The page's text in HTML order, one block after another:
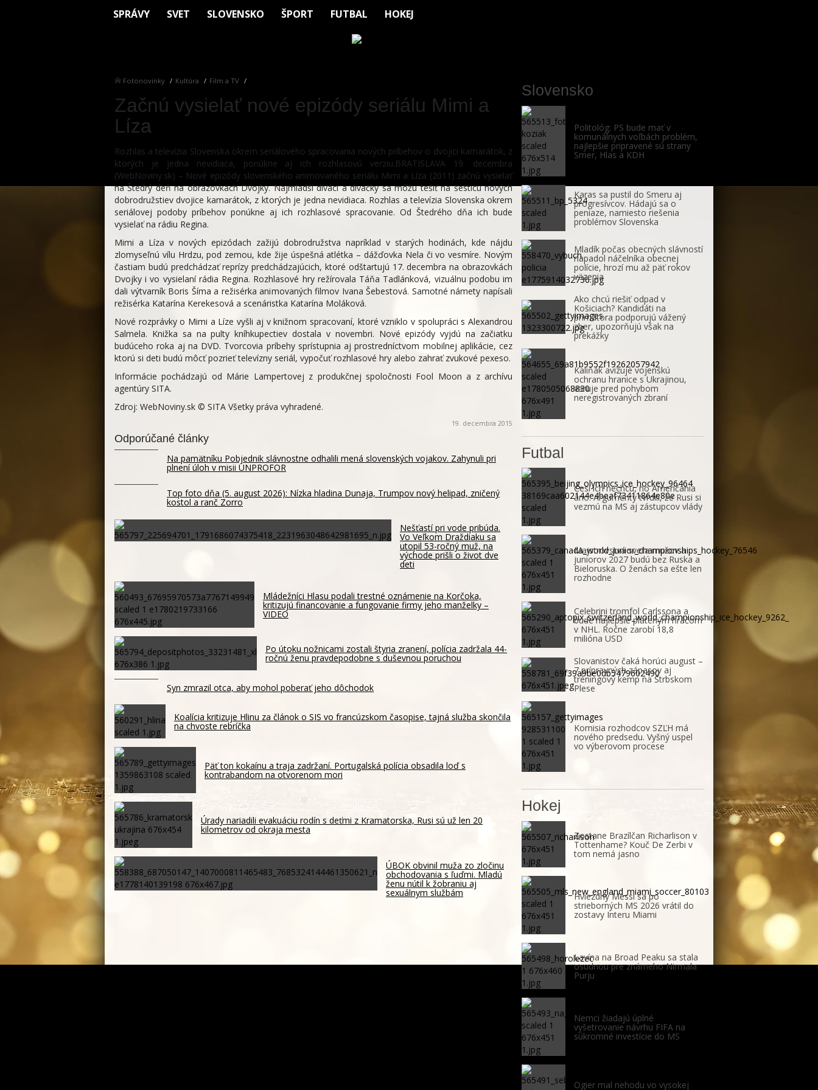
SPRÁVY SVET SLOVENSKO ŠPORT FUTBAL HOKEJ
Fotonovinky Kultúra Film a TV
Začnú vysielať nové epizódy seriálu Mimi a
Líza
Rozhlas a televízia Slovenska okrem seriálového spracovania nových príbehov o dvojici kamarátok, z
ktorých je jedna nevidiaca, ponúkne aj ich rozhlasovú verziu.BRATISLAVA 19. decembra
(WebNoviny.sk) – Nové epizódy slovenského animovaného seriálu Mimi a Líza (2011) začnú vysielať
na Štedrý deň na obrazovkách Dvojky. Najmladší diváci a diváčky sa môžu tešiť na šesticu nových
dobrodružstiev dvojice kamarátok, z ktorých je jedna nevidiaca. Rozhlas a televízia Slovenska okrem
seriálovej podoby príbehov ponúkne aj ich rozhlasové spracovanie. Od Štedrého dňa ich bude
vysielať na rádiu Regina.
Mimi a Líza v nových epizódach zažijú dobrodružstva napríklad v starých hodinách, kde nájdu
zlomyseľnú vílu Hrdzu, pod zemou, kde žije úspešná atlétka – dážďovka Nela či vo vesmíre. Novým
častiam budú predchádzať reprízy predchádzajúcich, ktoré odštartujú 17. decembra na obrazovkách
Dvojky i vo vysielaní rádia Regina. Rozhlasové hry režírovala Táňa Tadlánková, vizuálnu podobu im
dali výtvarník Boris Šíma a režisérka animovaných filmov Ivana Šebestová. Samotné námety napísali
režisérka Katarína Kerekesová a scenáristka Katarína Moláková.
Nové rozprávky o Mimi a Líze vyšli aj v knižnom spracovaní, ktoré vzniklo v spolupráci s Alexandrou
Salmela. Knižka sa na pulty kníhkupectiev dostala v novembri. Nové epizódy vyjdú na začiatku
budúceho roka aj na DVD. Tvorcovia príbehy sprístupnia aj prostredníctvom mobilnej aplikácie, cez
ktorú si deti budú môcť pozrieť televízny seriál, vypočuť rozhlasové hry alebo zahrať zvukové pexeso.
Informácie pochádzajú od Márie Lampertovej z produkčnej spoločnosti Fool Moon a z archívu
agentúry SITA.
Zdroj: WebNoviny.sk © SITA Všetky práva vyhradené.
19. decembra 2015
Odporúčané články
Na pamätníku Pobjednik slávnostne odhalili mená slovenských vojakov. Zahynuli pri
plnení úloh v misii UNPROFOR
Top foto dňa (5. august 2026): Nízka hladina Dunaja, Trumpov nový helipad, zničený
kostol a ranč Zorro
Nešťastí pri vode pribúda.
Vo Veľkom Draždiaku sa
utopil 53-ročný muž, na
východe prišli o život dve
deti
Mládežníci Hlasu podali trestné oznámenie na Korčoka,
kritizujú financovanie a fungovanie firmy jeho manželky –
VIDEO
Po útoku nožnicami zostali štyria zranení, polícia zadržala 44-
ročnú ženu pravdepodobne s duševnou poruchou
Syn zmrazil otca, aby mohol poberať jeho dôchodok
Koalícia kritizuje Hlinu za článok o SIS vo francúzskom časopise, tajná služba skončila
na chvoste rebríčka
Päť ton kokaínu a traja zadržaní. Portugalská polícia obsadila loď s
kontrabandom na otvorenom mori
Úrady nariadili evakuáciu rodín s deťmi z Kramatorska, Rusi sú už len 20
kilometrov od okraja mesta
ÚBOK obvinil muža zo zločinu
obchodovania s ľuďmi. Mladú
ženu nútil k žobraniu aj
sexuálnym službám
Slovensko
Politológ: PS bude mať v
komunálnych voľbách problém,
najlepšie pripravené sú strany
Smer, Hlas a KDH
Karas sa pustil do Smeru aj
progresívcov. Hádajú sa o
peniaze, namiesto riešenia
problémov Slovenska
Mladík počas obecných slávností
napadol náčelníka obecnej
polície, hrozí mu až päť rokov
väzenia
Ako chcú riešiť odpad v
Košiciach? Kandidáti na
primátora podporujú vážený
zber, upozorňujú však na
prekážky
Kaliňák avizuje vojenskú
ochranu hranice s Ukrajinou,
varuje pred pohybom
neregistrovaných zbraní
Futbal
Česi ich nechcú, no Američania
áno. Argumenty tvrdili, že Rusi si
vezmú na MS aj zástupcov vlády
Majstrovstvá sveta mužov a
juniorov 2027 budú bez Ruska a
Bieloruska. O ženách sa ešte len
rozhodne
Celebrini tromfol Carlssona a
bude najlepšie plateným hráčom
v NHL. Ročne zarobí 18,8
milióna USD
Slovanistov čaká horúci august –
7 prípravných zápasov aj
tréningový kemp na Štrbskom
Plese
Komisia rozhodcov SZĽH má
nového predsedu. Vyšný uspel
vo výberovom procese
Hokej
Zostane Brazílčan Richarlison v
Tottenhame? Kouč De Zerbi v
tom nemá jasno
Hviezdny Messi sa po
strieborných MS 2026 vrátil do
zostavy Interu Miami
Lavína na Broad Peaku sa stala
osudnou pre známeho Nirmala
Purju
Nemci žiadajú úplné
vyšetrovanie návrhu FIFA na
súkromné investície do MS
Ogier mal nehodu vo vysokej